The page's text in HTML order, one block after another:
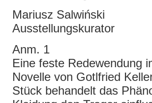
Mariusz Salwiński
Ausstellungskurator
Anm. 1
Eine feste Redewendung
Novelle von Gotlfried
Stück behandelt das